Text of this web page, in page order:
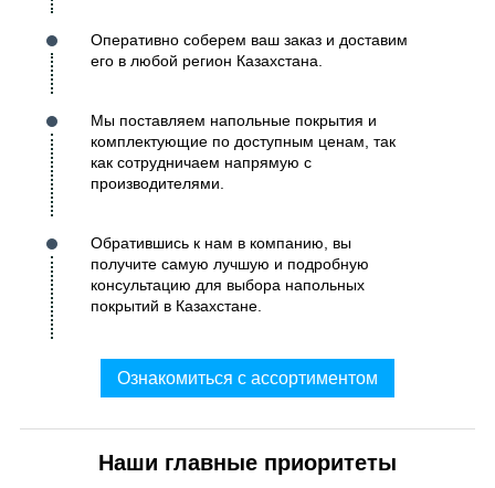
Оперативно соберем ваш заказ и доставим
его в любой регион Казахстана.
Мы поставляем напольные покрытия и
комплектующие по доступным ценам, так
как сотрудничаем напрямую с
производителями.
Обратившись к нам в компанию, вы
получите самую лучшую и подробную
консультацию для выбора напольных
покрытий в Казахстане.
Ознакомиться с ассортиментом
Наши главные приоритеты